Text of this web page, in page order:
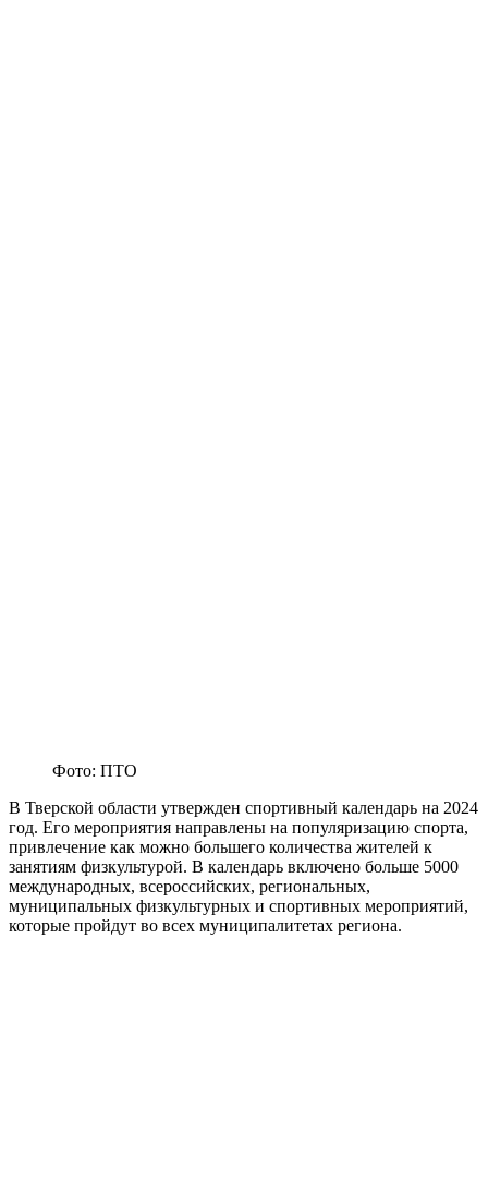
Фото: ПТО
В Тверской области утвержден спортивный календарь на 2024
год. Его мероприятия направлены на популяризацию спорта,
привлечение как можно большего количества жителей к
занятиям физкультурой. В календарь включено больше 5000
международных, всероссийских, региональных,
муниципальных физкультурных и спортивных мероприятий,
которые пройдут во всех муниципалитетах региона.